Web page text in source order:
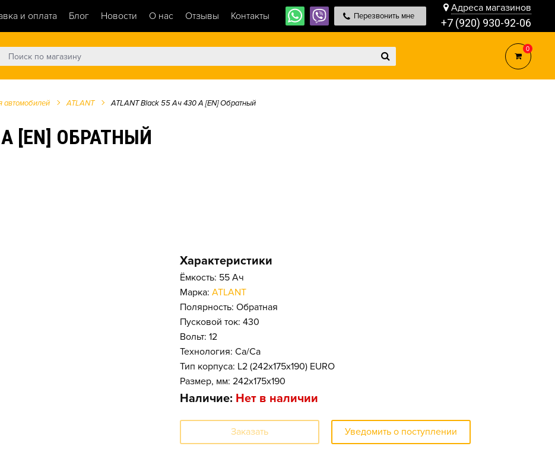
и оплата Блог Новости О нас Отзывы Контакты Перезвонить мне
Адреса магазинов
+7 (920) 930-92-06
0
автомобилей ATLANT ATLANT Black 55 Ач 430 А [EN] Обратный
А [EN] ОБРАТНЫЙ
Характеристики
Ёмкость: 55 Ач
Марка: ATLANT
Полярность: Обратная
Пусковой ток: 430
Вольт: 12
Технология: Ca/Ca
Тип корпуса: L2 (242x175x190) EURO
Размер, мм: 242x175x190
Наличие: Нет в наличии
Заказать Уведомить о поступлении